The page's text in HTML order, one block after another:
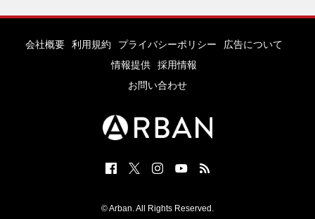
会社概要 利用規約 プライバシーポリシー
広告について
情報提供
採用情報
お問い合わせ
© Arban. All Rights Reserved.